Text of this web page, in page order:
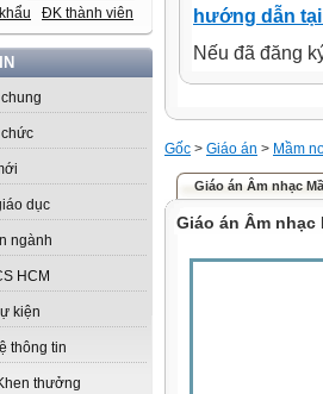
ĐK thành viên
dục
ngành
HCM
kiện
thông tin
thưởng
hướng dẫn
Nếu đã đăng
Gốc > Giáo án > Mầm
Giáo án Âm nhạc
Giáo án Âm